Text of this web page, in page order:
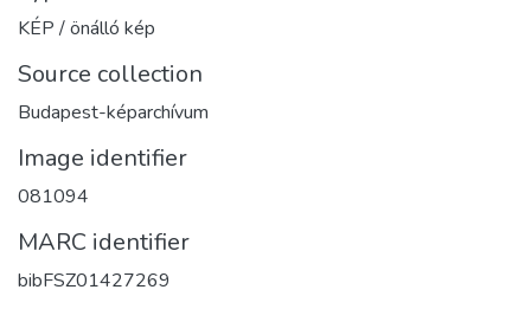
KÉP / önálló kép
Source collection
Budapest-képarchívum
Image identifier
081094
MARC identifier
bibFSZ01427269